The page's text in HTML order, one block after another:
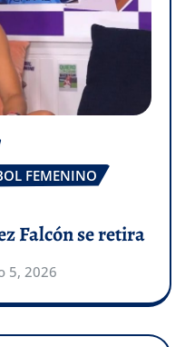
FEMENINO
Falcón se retira
5, 2026